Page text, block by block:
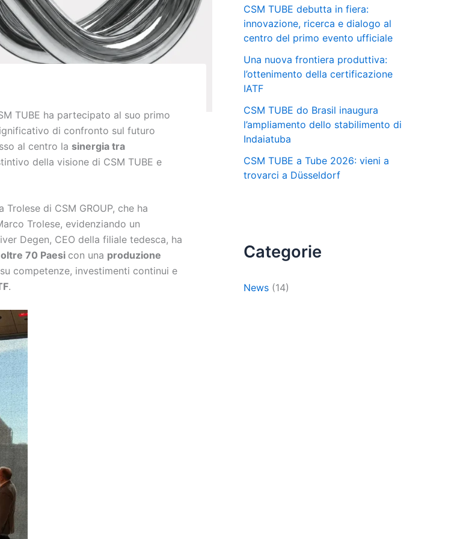
TUBE ha partecipato al suo primo
di confronto sul futuro
al centro la sinergia tra
della visione di CSM TUBE e
di CSM GROUP, che ha
Trolese, evidenziando un
Degen, CEO della filiale tedesca, ha
oltre 70 Paesi con una produzione
competenze, investimenti continui e
.
CSM TUBE debutta in fiera:
innovazione, ricerca e dialogo al
centro del primo evento ufficiale
Una nuova frontiera produttiva:
l’ottenimento della certificazione
IATF
CSM TUBE do Brasil inaugura
l’ampliamento dello stabilimento di
Indaiatuba
CSM TUBE a Tube 2026: vieni a
trovarci a Düsseldorf
Categorie
News (14)